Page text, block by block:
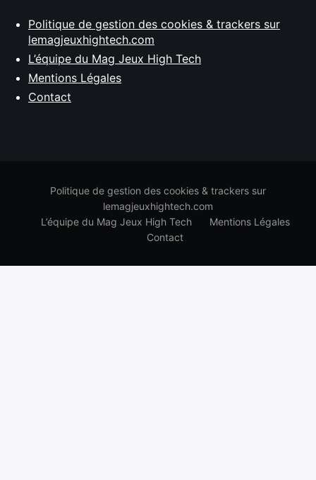
Politique de gestion des cookies & trackers sur
lemagjeuxhightech.com
L’équipe du Mag Jeux High Tech
Mentions Légales
Contact
Politique de gestion des cookies & trackers sur
lemagjeuxhightech.com
L’équipe du Mag Jeux High Tech
Mentions Légales
Contact